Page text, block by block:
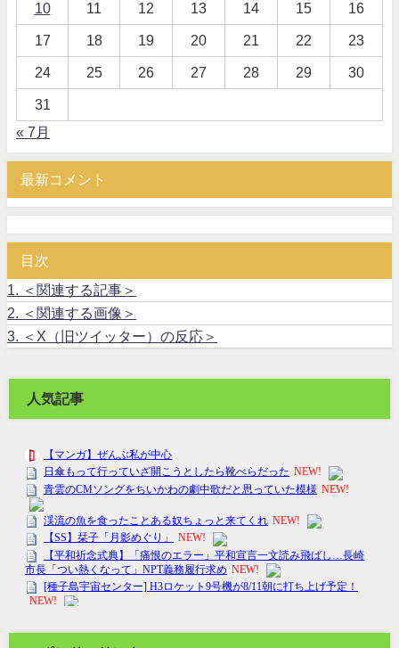
10 11 12 13 14 15 16
17 18 19 20 21 22 23
24 25 26 27 28 29 30
31
« 7月
最新コメント
目次
1.
＜関連する記事＞
2.
＜関連する画像＞
3.
＜X（旧ツイッター）の反応＞
人気記事